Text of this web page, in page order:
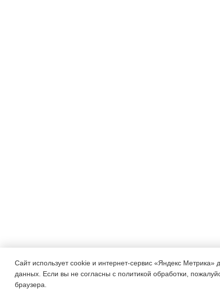
Сайт использует cookie и интернет-сервис «Яндекс Метрика»
данных. Если вы не согласны с политикой обработки,
браузера.